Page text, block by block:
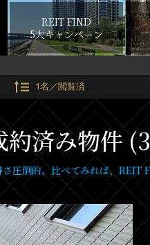
REIT FIND
5大キャンペーン
1名／閲覧済
約済み物件
圧倒的。比べてみれば、REIT